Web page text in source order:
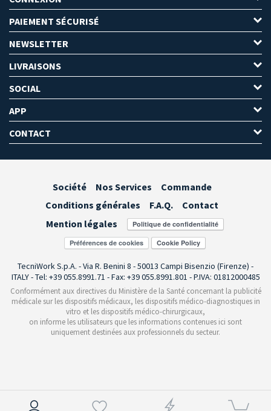
PAIEMENT SÉCURISÉ
NEWSLETTER
LIVRAISONS
SOCIAL
APP
CONTACT
Société Nos Services
Commande
Conditions générales
F.A.Q.
Contact
Mention légales
Préférences de cookies
TecniWork S.p.A. - Via R. Benini 8 - 50013 Campi Bisenzio (Firenze) -
ITALY - Tel: +39 055.8991.71 - Fax: +39 055.8991.801 - P.IVA: 01812000485
Conformément aux directives du Ministère de la Santé concernant la publicité
médicale sur les dispositifs médicaux, les dispositifs médico-diagnostiques in
vitro et les dispositifs médico-chirurgicaux,
on informe les utilisateurs que les informations contenues ici sont
uniquement destinées aux professionnels du secteur.